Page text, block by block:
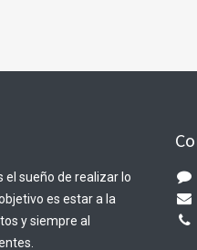
el sueño de realizar lo
es estar a la
y siempre al